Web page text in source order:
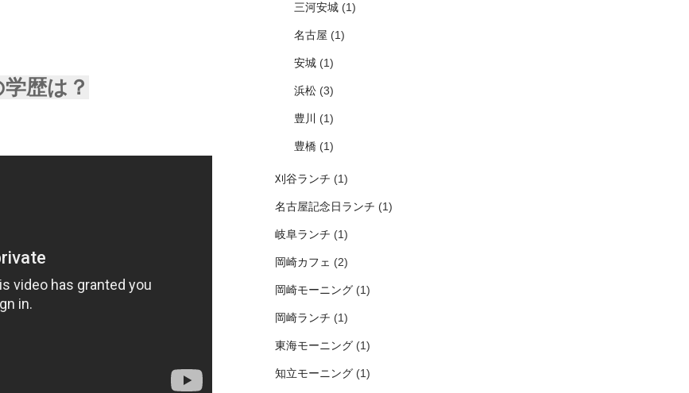
歴は？
三河安城(1)
名古屋 (1)
安城(1)
浜松(3)
豊川 (1)
豊橋(1)
刈谷ランチ (1)
名古屋記念日ランチ (1)
岐阜ランチ (1)
岡崎カフェ (2)
岡崎モーニング(1)
岡崎ランチ (1)
東海モーニング(1)
知立モーニング(1)